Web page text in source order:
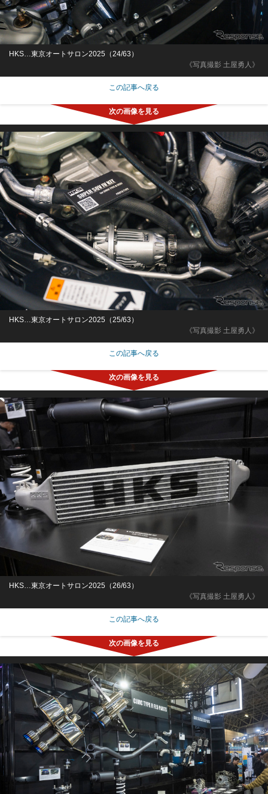
《写真撮影 土屋勇人》
HKS…東京オートサロン2025（24/63）
この記事へ戻る
《写真撮影 土屋勇人》
HKS…東京オートサロン2025（25/63）
この記事へ戻る
《写真撮影 土屋勇人》
HKS…東京オートサロン2025（26/63）
この記事へ戻る